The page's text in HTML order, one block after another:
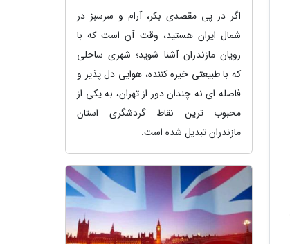
اگر در پی مقصدی بکر، آرام و سرسبز در
شمال ایران هستید، وقت آن است که با
رویان مازندران آشنا شوید؛ شهری ساحلی
که با طبیعتی خیره کننده، هوایی دل پذیر و
فاصله ای نه چندان دور از تهران، به یکی از
محبوب ترین نقاط گردشگری استان
مازندران تبدیل شده است.